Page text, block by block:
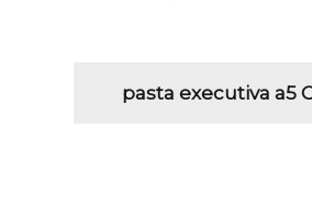
pasta executiva a5